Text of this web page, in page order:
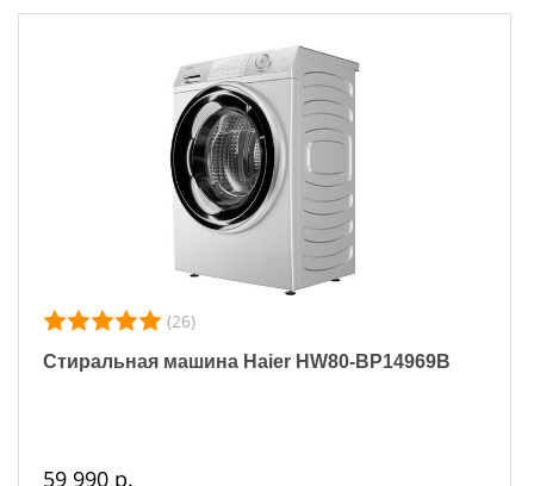
(26)
Стиральная машина Haier HW80-BP14969B
59 990 р.